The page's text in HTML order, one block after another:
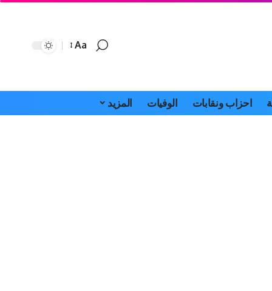
Font
Aa
احزاب ونقابات الوفيات المزيد